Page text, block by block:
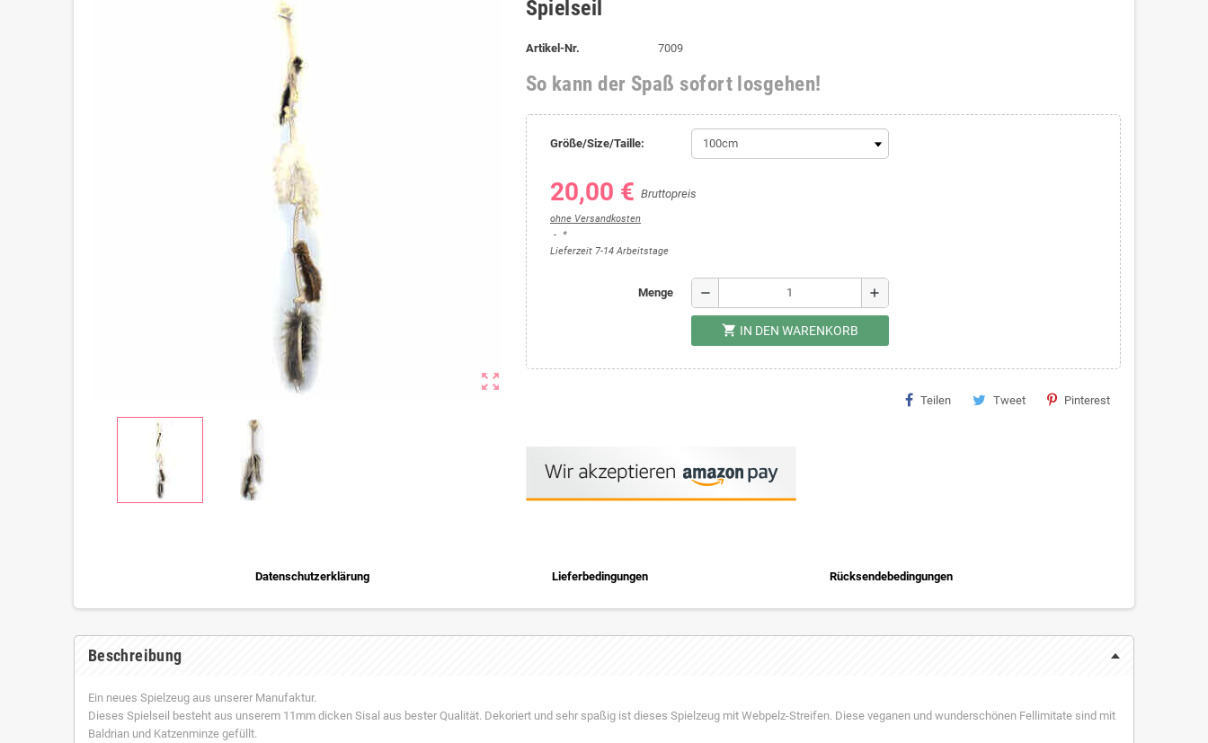
zoom_out_map
Spielseil
Artikel-Nr. 7009
So kann der Spaß sofort losgehen!
Größe/Size/Taille:
20,00 € Bruttopreis
ohne Versandkosten
*
Lieferzeit 7-14 Arbeitstage
Menge remove add
shopping_cart IN DEN WARENKORB
Teilen Tweet Pinterest
Datenschutzerklärung Lieferbedingungen Rücksendebedingungen
Beschreibung
Ein neues Spielzeug aus unserer Manufaktur.
Dieses Spielseil besteht aus unserem 11mm dicken Sisal aus bester Qualität. Dekoriert und sehr spaßig ist dieses Spielzeug mit Webpelz-Streifen. Diese veganen und wunderschönen Fellimitate sind mit
Baldrian und Katzenminze gefüllt.